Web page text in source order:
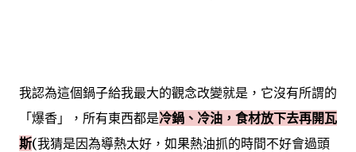
我認為這個鍋子給我最大的觀念改變就是，它沒有所謂的
「爆香」，所有東西都是冷鍋、冷油，食材放下去再開瓦
斯(我猜是因為導熱太好，如果熱油抓的時間不好會過頭